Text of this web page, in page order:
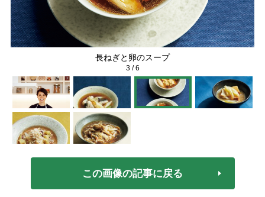
長ねぎと卵のスープ
3/6
この画像の記事に戻る